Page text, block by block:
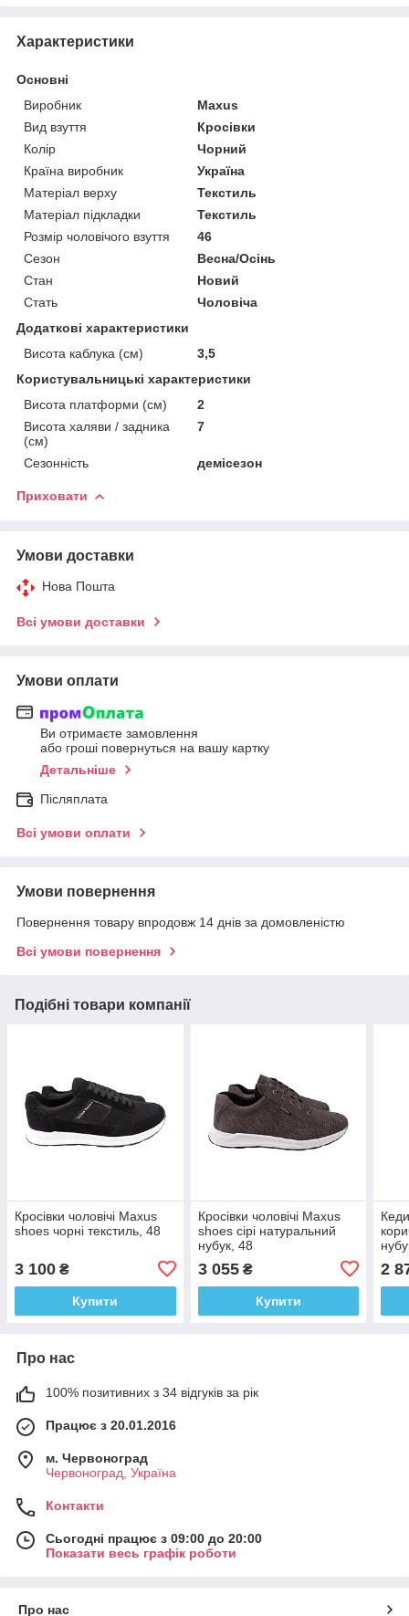
Характеристики
Основні
Виробник
Maxus
Вид взуття
Кросівки
Колір
Чорний
Країна виробник
Україна
Матеріал верху
Текстиль
Матеріал підкладки
Текстиль
Розмір чоловічого взуття
46
Сезон
Весна/Осінь
Стан
Новий
Стать
Чоловіча
Додаткові характеристики
Висота каблука (см)
3,5
Користувальницькі характеристики
Висота платформи (см)
2
Висота халяви / задника
(см)
7
Сезонність демісезон
Приховати
Умови доставки
Нова Пошта
Всі умови доставки
Умови оплати
Ви отримаєте замовлення
або гроші повернуться на вашу картку
Детальніше
Післяплата
Всі умови оплати
Умови повернення
Повернення товару впродовж 14 днів за домовленістю
Всі умови повернення
Подібні товари компанії
Кросівки чоловічі Maxus
shoes чорні текстиль, 48
3 100 ₴
Купити
Кросівки чоловічі Maxus
shoes сірі натуральний
нубук, 48
3 055₴
Купити
2
Про нас
100% позитивних з 34 відгуків за рік
Працює з 20.01.2016
м. Червоноград
Червоноград, Україна
Контакти
Сьогодні працює з 09:00 до 20:00
Показати весь графік роботи
Про нас